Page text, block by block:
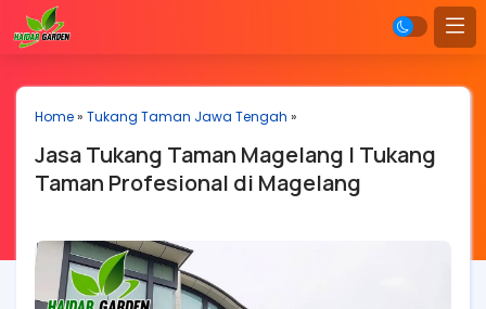
Home» Tukang Taman Jawa Tengah »
Jasa Tukang Taman Magelang | Tukang
Taman Profesional di Magelang